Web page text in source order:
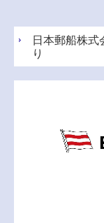
日本郵船株式
り